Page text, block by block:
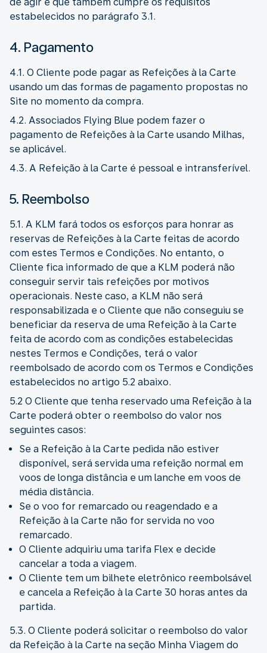
estabelecidos no parágrafo 3.1.
4. Pagamento
4.1. O Cliente pode pagar as Refeições à la Carte
usando um das formas de pagamento propostas no
Site no momento da compra.
4.2. Associados Flying Blue podem fazer o
pagamento de Refeições à la Carte usando Milhas,
se aplicável.
4.3. A Refeição à la Carte é pessoal e intransferível.
5. Reembolso
5.1. A KLM fará todos os esforços para honrar as
reservas de Refeições à la Carte feitas de acordo
com estes Termos e Condições. No entanto, o
Cliente fica informado de que a KLM poderá não
conseguir servir tais refeições por motivos
operacionais. Neste caso, a KLM não será
responsabilizada e o Cliente que não conseguiu se
beneficiar da reserva de uma Refeição à la Carte
feita de acordo com as condições estabelecidas
nestes Termos e Condições, terá o valor
reembolsado de acordo com os Termos e Condições
estabelecidos no artigo 5.2 abaixo.
5.2 O Cliente que tenha reservado uma Refeição à la
Carte poderá obter o reembolso do valor nos
seguintes casos:
Se a Refeição à la Carte pedida não estiver
disponível, será servida uma refeição normal em
voos de longa distância e um lanche em voos de
média distância.
Se o voo for remarcado ou reagendado e a
Refeição à la Carte não for servida no voo
remarcado.
O Cliente adquiriu uma tarifa Flex e decide
cancelar a toda a viagem.
O Cliente tem um bilhete eletrônico reembolsável
e cancela a Refeição à la Carte 30 horas antes da
partida.
5.3. O Cliente poderá solicitar o reembolso do valor
da Refeição à la Carte na seção Minha Viagem do